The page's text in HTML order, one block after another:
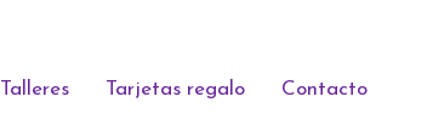
Talleres Tarjetas regalo Contacto